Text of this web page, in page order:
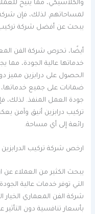
والكلاسيكي، مما يتيح
لمساحاتهم. لذلك، فإن
يبحث عن أفضل شركة تركيب
أيضًا، تحرص شركة الفن
خدماتها عالية الجودة، مما
الحصول على درابزين مميز
ضمانات على جميع خدماتها،
جودة العمل المنفذ. لذلك،
تركيب درابزين أنيق وآمن
رائعة إلى أي مساحة.
ارخص شركة تركيب
يبحث الكثير من العملاء عن
التي توفر خدمات عالية
شركة الفن المعماري الخيار
بأسعار تنافسية دون